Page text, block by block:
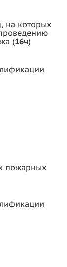
на которых
(16ч)
пожарных